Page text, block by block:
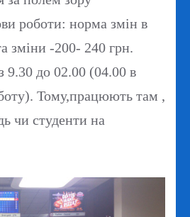
роботи: норма змін в
зміни -200- 240 грн.
9.30 до 02.00 (04.00 в
Тому,працюють там ,
чи студенти на